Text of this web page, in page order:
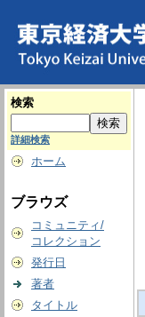
検索
詳細検索
ホーム
ブラウズ
コミュニティ/
コレクション
発行日
著者
タイトル